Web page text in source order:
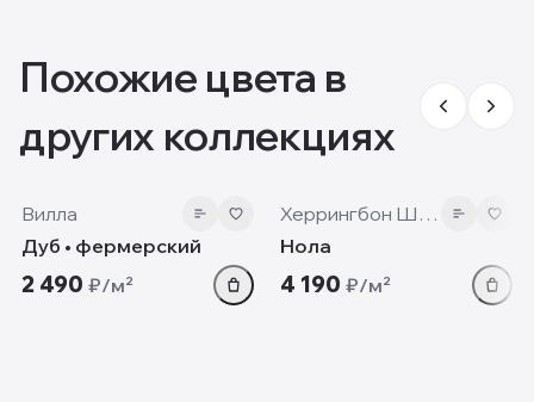
Похожие цвета в
других коллекциях
12mm
Вилла
Дуб • фермерский
2 490 ₽/м²
12 мм
Херрингбон Шеврон
Нола
4 190 ₽/м²